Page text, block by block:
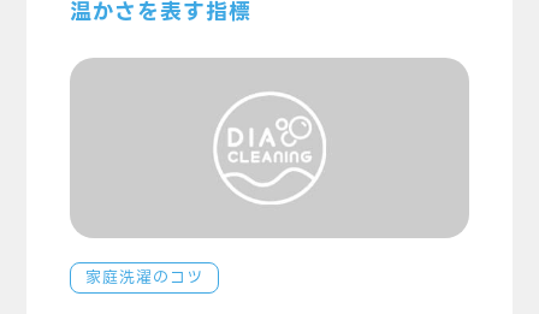
温かさを表す指標
家庭洗濯のコツ